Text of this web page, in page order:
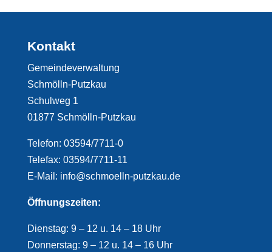
Kontakt
Gemeindeverwaltung
Schmölln-Putzkau
Schulweg 1
01877 Schmölln-Putzkau
Telefon: 03594/7711-0
Telefax: 03594/7711-11
E-Mail: info@schmoelln-putzkau.de
Öffnungszeiten:
Dienstag: 9 – 12 u. 14 – 18 Uhr
Donnerstag: 9 – 12 u. 14 – 16 Uhr